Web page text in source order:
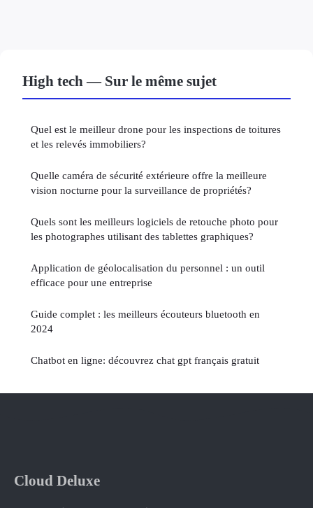
High tech — Sur le même sujet
Quel est le meilleur drone pour les inspections de toitures
et les relevés immobiliers?
Quelle caméra de sécurité extérieure offre la meilleure
vision nocturne pour la surveillance de propriétés?
Quels sont les meilleurs logiciels de retouche photo pour
les photographes utilisant des tablettes graphiques?
Application de géolocalisation du personnel : un outil
efficace pour une entreprise
Guide complet : les meilleurs écouteurs bluetooth en
2024
Chatbot en ligne: découvrez chat gpt français gratuit
Cloud Deluxe